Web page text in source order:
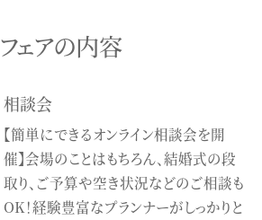
フェアの内容
相談会
【簡単にできるオンライン相談会を開
催】会場のことはもちろん、結婚式の段
取り、ご予算や空き状況などのご相談も
OK！経験豊富なプランナーがしっかりと